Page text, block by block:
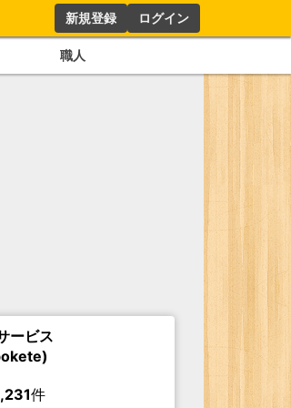
新規登録 ログイン
職人
ービス
件